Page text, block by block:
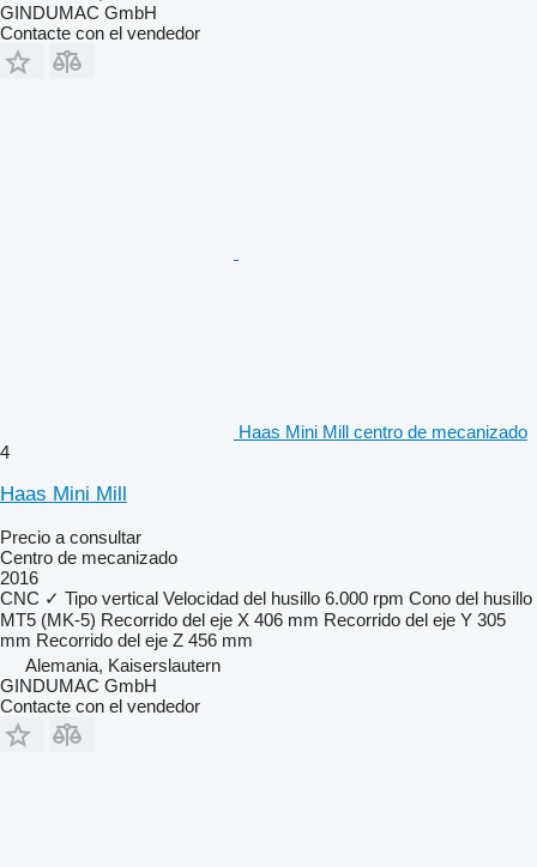
GINDUMAC GmbH
Contacte con el vendedor
Haas Mini Mill centro de mecanizado
4
Haas Mini Mill
Precio a consultar
Centro de mecanizado
2016
CNC ✓ Tipo vertical Velocidad del husillo 6.000 rpm Cono del husillo
MT5 (MK-5) Recorrido del eje X 406 mm Recorrido del eje Y 305
mm Recorrido del eje Z 456 mm
Alemania, Kaiserslautern
GINDUMAC GmbH
Contacte con el vendedor